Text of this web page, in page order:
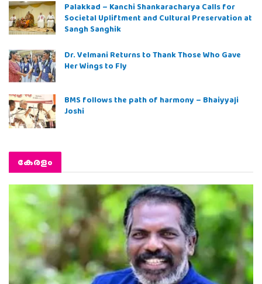
Palakkad – Kanchi Shankaracharya Calls for
Societal Upliftment and Cultural Preservation at
Sangh Sanghik
Dr. Velmani Returns to Thank Those Who Gave
Her Wings to Fly
BMS follows the path of harmony – Bhaiyyaji
Joshi
കേരളം